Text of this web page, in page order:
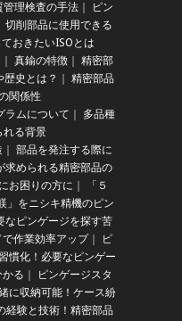
管理検査の手法
ピン
切削部品に使用できる
おきたいISOとは
真鍮の特徴
精密部
史とは？
精密部品
関係性
ラムについて
多品種
れる背景
部品を発注する際に
求められる精密部品の
お困りの方に
「５
」をニシキ精機のピン
なピンゲージを探す苦
作業効率アップ｜
ピ
慣化！必要なピンゲー
る
ピンゲージスタ
に収納可能！ケース紛
経験と技術！精密部品